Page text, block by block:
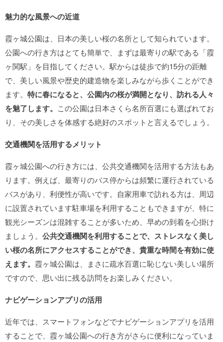
魅力的な風景への近道
霞ヶ城公園は、日本の美しい桜の名所として知られています。
公園への行き方はとても簡単で、まずは最寄りの駅である「霞
ヶ関駅」を目指してください。駅からは徒歩で約15分の距離
で、美しい風景や歴史的建造物を楽しみながら歩くことができ
ます。 特に春になると、公園内の桜が満開となり、訪れる人々
を魅了します。 この公園は日本さくら名所百選にも選ばれてお
り、その美しさを体感する絶好のスポットと言えるでしょう。
交通機関を活用するメリット
霞ヶ城公園への行き方には、公共交通機関を活用する方法もあ
ります。例えば、最寄りのバス停からは頻繁に運行されている
バスがあり、利便性が高いです。自家用車で訪れる方は、周辺
に設置されています駐車場を利用することもできますが、特に
観光シーズンは混雑することが多いため、早めの到着を心掛け
ましょう。 公共交通機関を利用することで、ストレスなく美し
い桜の名所にアクセスすることができ、貴重な時間を有効に使
えます。 霞ヶ城公園は、まさに疏水百選に恥じない美しい場所
ですので、思い出に残る訪問をお楽しみください。
ナビゲーションアプリの活用
近年では、スマートフォンなどでナビゲーションアプリを活用
することで、霞ヶ城公園への行き方がさらに便利になっていま